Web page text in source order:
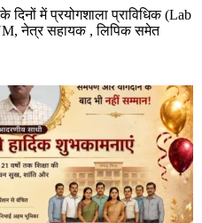
के दिनों में प्रयोगशाला प्राविधिक (Lab
नेत्र सहायक , लिपिक समेत